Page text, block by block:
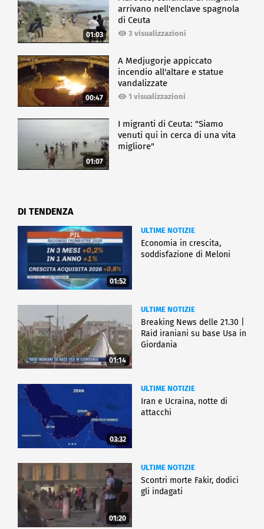
01:03
arrivano nell'enclave spagnola
di Ceuta
3 visualizzazioni
00:47
A Medjugorje appiccato
incendio all'altare e statue
vandalizzate
1 visualizzazioni
01:07
I migranti di Ceuta: "Siamo
venuti qui in cerca di una vita
migliore"
DI TENDENZA
01:52
ULTIME NOTIZIE
Economia in crescita,
soddisfazione di Meloni
01:14
ULTIME NOTIZIE
Breaking News delle 21.30 |
Raid iraniani su base Usa in
Giordania
03:32
ULTIME NOTIZIE
Iran e Ucraina, notte di
attacchi
01:20
ULTIME NOTIZIE
Scontri morte Fakir, dodici
gli indagati